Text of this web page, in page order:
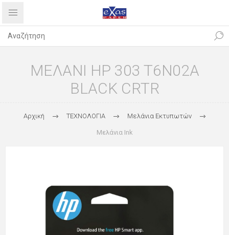
ΜΕΛΑΝΙ HP 303 T6N02A
BLACK CRTR
Αρχική ΤΕΧΝΟΛΟΓΙΑ Μελάνια Εκτυπωτών
Μελάνια Ink